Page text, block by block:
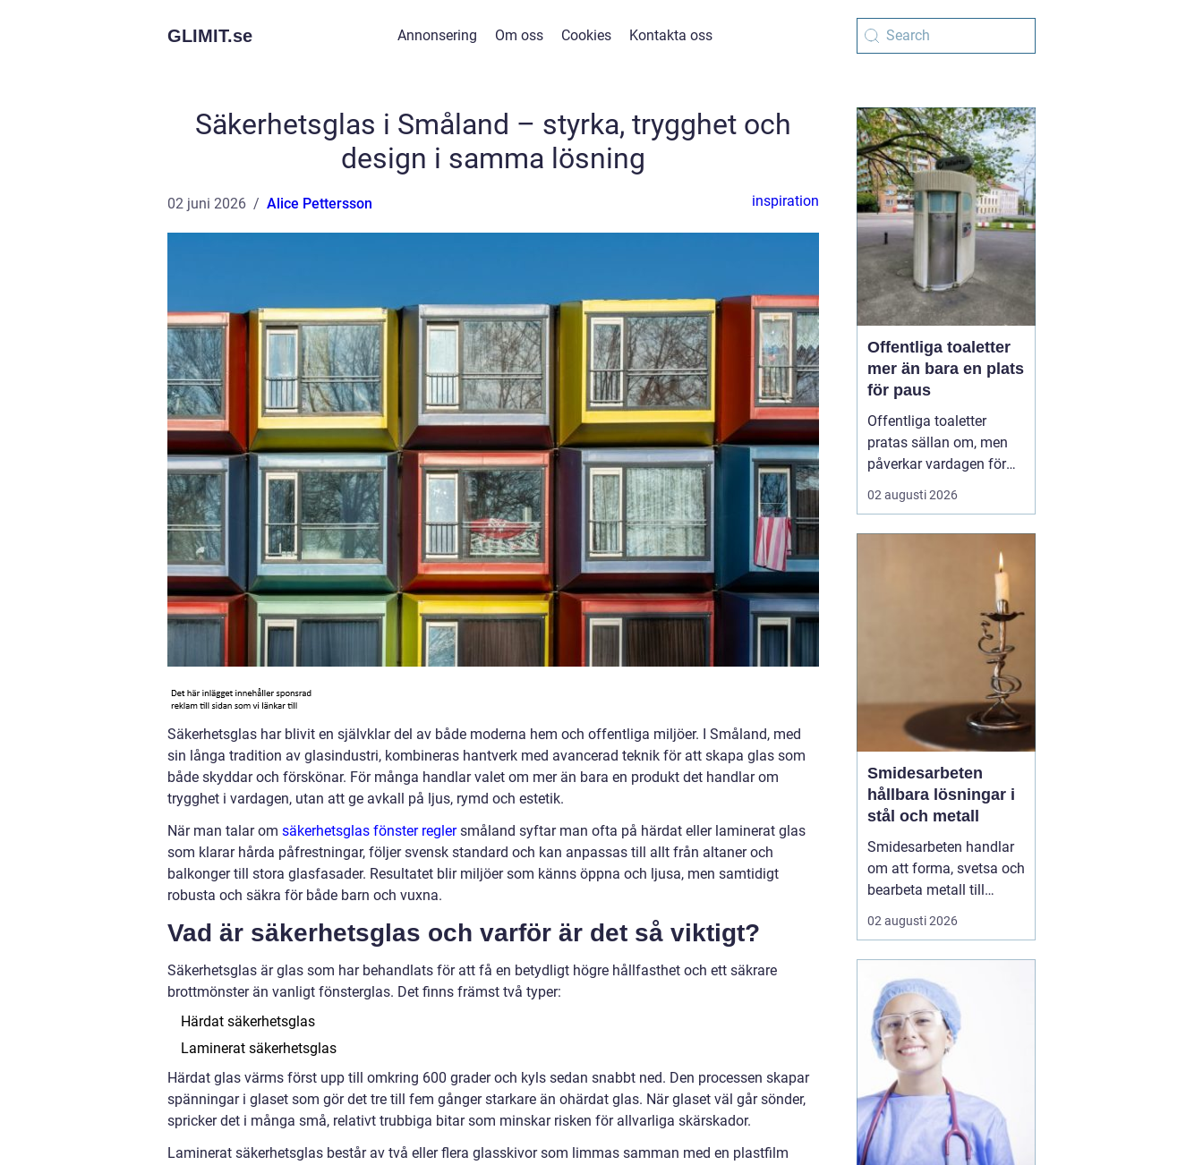
GLIMIT.se Annonsering Om oss Cookies Kontakta oss
Säkerhetsglas i Småland – styrka, trygghet och
design i samma lösning
02 juni 2026 Alice Pettersson inspiration
Säkerhetsglas har blivit en självklar del av både moderna hem och offentliga miljöer. I Småland, med
sin långa tradition av glasindustri, kombineras hantverk med avancerad teknik för att skapa glas som
både skyddar och förskönar. För många handlar valet om mer än bara en produkt det handlar om
trygghet i vardagen, utan att ge avkall på ljus, rymd och estetik.
När man talar om säkerhetsglas fönster reglersmåland syftar man ofta på härdat eller laminerat glas
som klarar hårda påfrestningar, följer svensk standard och kan anpassas till allt från altaner och
balkonger till stora glasfasader. Resultatet blir miljöer som känns öppna och ljusa, men samtidigt
robusta och säkra för både barn och vuxna.
Vad är säkerhetsglas och varför är det så viktigt?
Säkerhetsglas är glas som har behandlats för att få en betydligt högre hållfasthet och ett säkrare
brottmönster än vanligt fönsterglas. Det finns främst två typer:
Härdat säkerhetsglas
Laminerat säkerhetsglas
Härdat glas värms först upp till omkring 600 grader och kyls sedan snabbt ned. Den processen skapar
spänningar i glaset som gör det tre till fem gånger starkare än ohärdat glas. När glaset väl går sönder,
spricker det i många små, relativt trubbiga bitar som minskar risken för allvarliga skärskador.
Laminerat säkerhetsglas består av två eller flera glasskivor som limmas samman med en plastfilm
Offentliga toaletter
mer än bara en plats
för paus
Offentliga toaletter
pratas sällan om, men
påverkar vardagen för
nästan alla. När en stad,
park eller reseknut
äldre, personer med
funktionsnedsättning
och långväga resenäre...
02 augusti 2026
Smidesarbeten
hållbara lösningar i
stål och metall
Smidesarbeten handlar
om att forma, svetsa och
bearbeta metall till
starka och hållbara
konstruktioner. Det kan
trappor till stora
stålkonstruktioner i
industrin. När smidet
utförs rätt får du
produkter som håller
länge, tål...
02 augusti 2026